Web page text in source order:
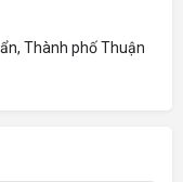
Thành phố Thuận